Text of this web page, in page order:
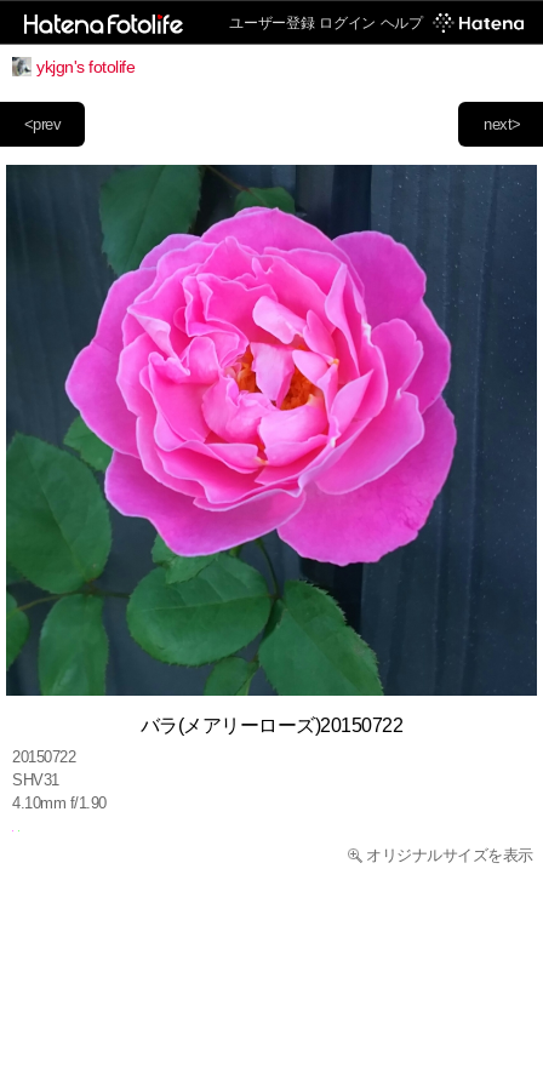
ユーザー登録 ログイン ヘルプ
ykjgn's fotolife
next>
<prev
バラ(メアリーローズ)20150722
20150722
SHV31
4.10mm f/1.90
オリジナルサイズを表示